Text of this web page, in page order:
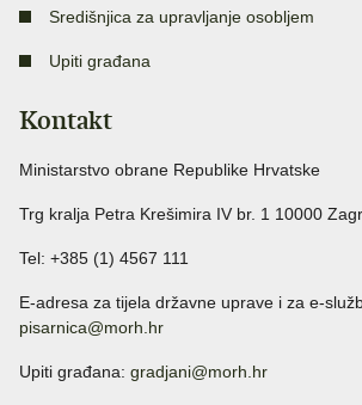
Središnjica za upravljanje osobljem
Upiti građana
Kontakt
Ministarstvo obrane Republike Hrvatske
Trg kralja Petra Krešimira IV br. 1 10000
Tel: +385 (1) 4567 111
E-adresa za tijela državne uprave i za e-
pisarnica@morh.hr
Upiti građana: gradjani@morh.hr